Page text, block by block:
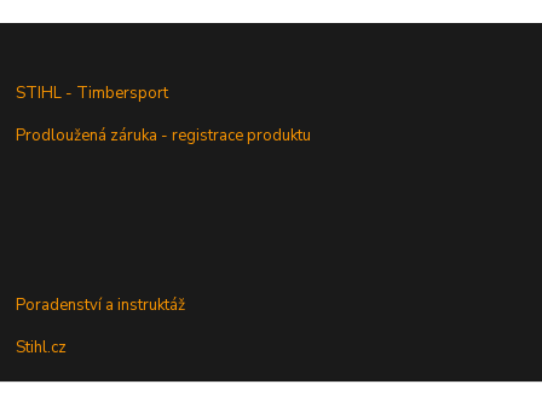
STIHL - Timbersport
Prodloužená záruka - registrace produktu
Poradenství a instruktáž
Stihl.cz